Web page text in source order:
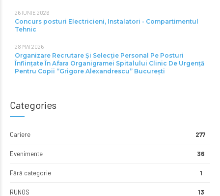
26 IUNIE 2026
Concurs posturi Electricieni, Instalatori - Compartimentul
Tehnic
28 MAI 2026
Organizare Recrutare Și Selecție Personal Pe Posturi
Înființate În Afara Organigramei Spitalului Clinic De Urgență
Pentru Copii “Grigore Alexandrescu” Bucureşti
Categories
Cariere 277
Evenimente 36
Fără categorie 1
RUNOS 13